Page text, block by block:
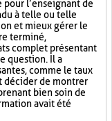
l’enseignant de
à telle ou telle
et mieux gérer le
terminé,
complet présentant
question. Il a
comme le taux
décider de montrer
bien soin de
avait été